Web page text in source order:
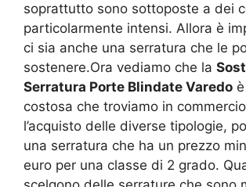
soprattutto sono sottoposte a dei
particolarmente intensi. Allora è
ci sia anche una serratura che le
sostenere.Ora vediamo che la
Serratura Porte Blindate Varedo
costosa che troviamo in
l’acquisto delle diverse tipologie,
una serratura che ha un prezzo
euro per una classe di 2 grado.